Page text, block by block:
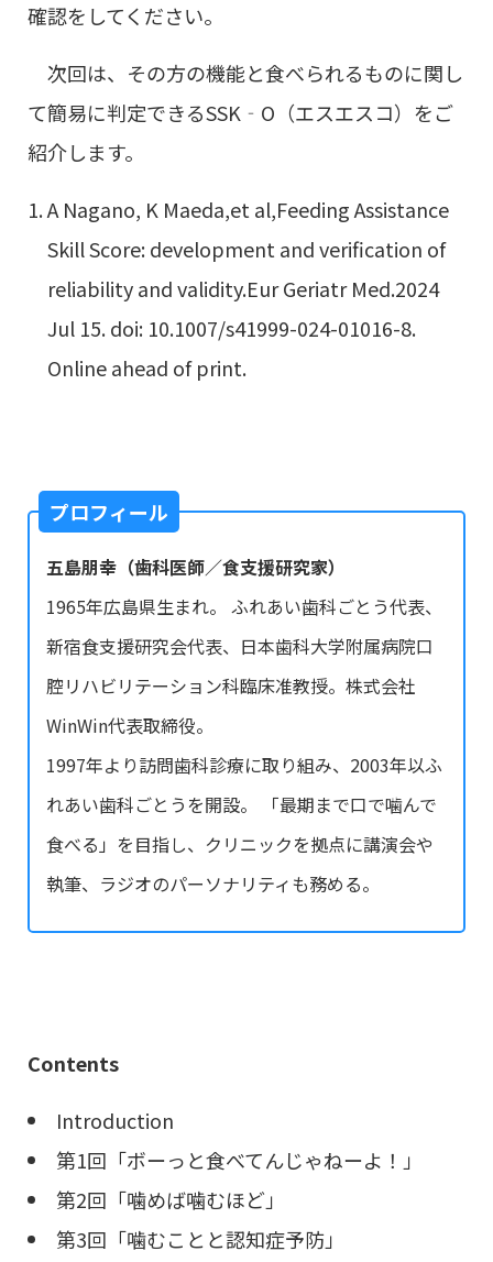
確認をしてください。
次回は、その方の機能と食べられるものに関し
て簡易に判定できるSSK‐O（エスエスコ）をご
紹介します。
A Nagano, K Maeda,et al,Feeding Assistance
Skill Score: development and verification of
reliability and validity.Eur Geriatr Med.2024
Jul 15. doi: 10.1007/s41999-024-01016-8.
Online ahead of print.
プロフィール
五島朋幸（歯科医師／食支援研究家）
1965年広島県生まれ。 ふれあい歯科ごとう代表、
新宿食支援研究会代表、日本歯科大学附属病院口
腔リハビリテーション科臨床准教授。株式会社
WinWin代表取締役。
1997年より訪問歯科診療に取り組み、2003年以ふ
れあい歯科ごとうを開設。 「最期まで口で噛んで
食べる」を目指し、クリニックを拠点に講演会や
執筆、ラジオのパーソナリティも務める。
Contents
Introduction
第1回「ボーっと食べてんじゃねーよ！」
第2回「噛めば噛むほど」
第3回「噛むことと認知症予防」